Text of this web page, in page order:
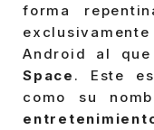
forma
Android al
Space . Este
como su